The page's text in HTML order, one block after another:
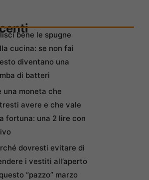
bene le spugne
cucina: se non fai
diventano una
di batteri
una moneta che
avere e che vale
fortuna: una 2 lire con
dovresti evitare di
i vestiti all’aperto
“pazzo” marzo